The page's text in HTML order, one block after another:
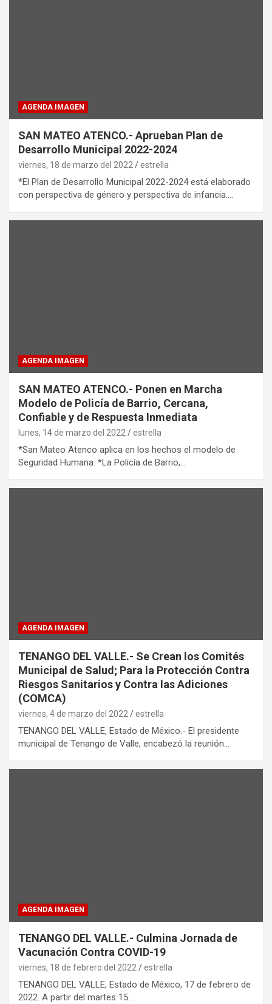
AGENDA IMAGEN
SAN MATEO ATENCO.- Aprueban Plan de
Desarrollo Municipal 2022-2024
viernes, 18 de marzo del 2022 estrella
*El Plan de Desarrollo Municipal 2022-2024 está elaborado
con perspectiva de género y perspectiva de infancia.…
AGENDA IMAGEN
SAN MATEO ATENCO.- Ponen en Marcha
Modelo de Policía de Barrio, Cercana,
Confiable y de Respuesta Inmediata
lunes, 14 de marzo del 2022 estrella
*San Mateo Atenco aplica en los hechos el modelo de
Seguridad Humana. *La Policía de Barrio,…
AGENDA IMAGEN
TENANGO DEL VALLE.- Se Crean los Comités
Municipal de Salud; Para la Protección Contra
Riesgos Sanitarios y Contra las Adiciones
(COMCA)
viernes, 4 de marzo del 2022 estrella
TENANGO DEL VALLE, Estado de México.- El presidente
municipal de Tenango de Valle, encabezó la reunión…
AGENDA IMAGEN
TENANGO DEL VALLE.- Culmina Jornada de
Vacunación Contra COVID-19
viernes, 18 de febrero del 2022 estrella
TENANGO DEL VALLE, Estado de México, 17 de febrero de
2022. A partir del martes 15…